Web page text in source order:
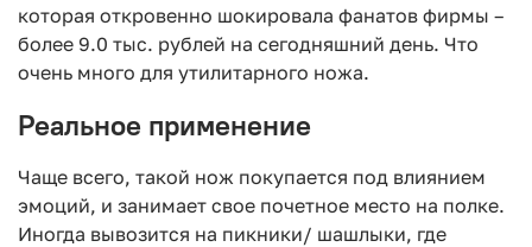
которая откровенно шокировала фанатов фирмы –
более 9.0 тыс. рублей на сегодняшний день. Что
очень много для утилитарного ножа.
Реальное применение
Чаще всего, такой нож покупается под влиянием
эмоций, и занимает свое почетное место на полке.
Иногда вывозится на пикники/ шашлыки, где